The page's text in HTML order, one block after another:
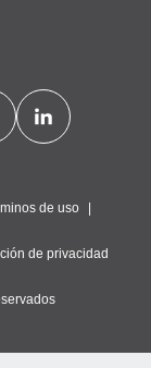
de uso
de privacidad